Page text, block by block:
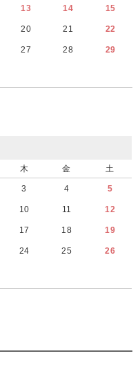
13 14 15
20 21 22
27 28 29
木 金 土
3 4 5
10 11 12
17 18 19
24 25 26